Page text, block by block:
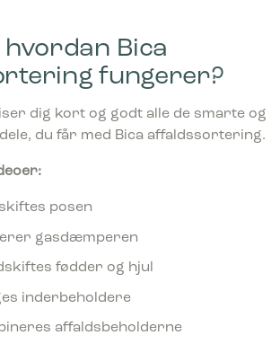
hvordan Bica
fungerer?
dig kort og godt alle de smarte og
du får med Bica affaldssortering.
posen
gasdæmperen
fødder og hjul
inderbeholdere
affaldsbeholderne